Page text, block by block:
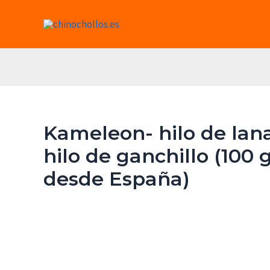
Kameleon- hilo de
hilo de ganchillo (100
desde España)